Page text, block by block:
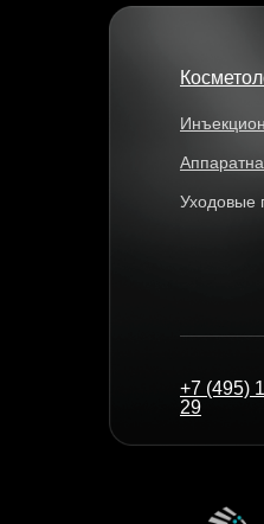
+7 (495)
29
Уходовые